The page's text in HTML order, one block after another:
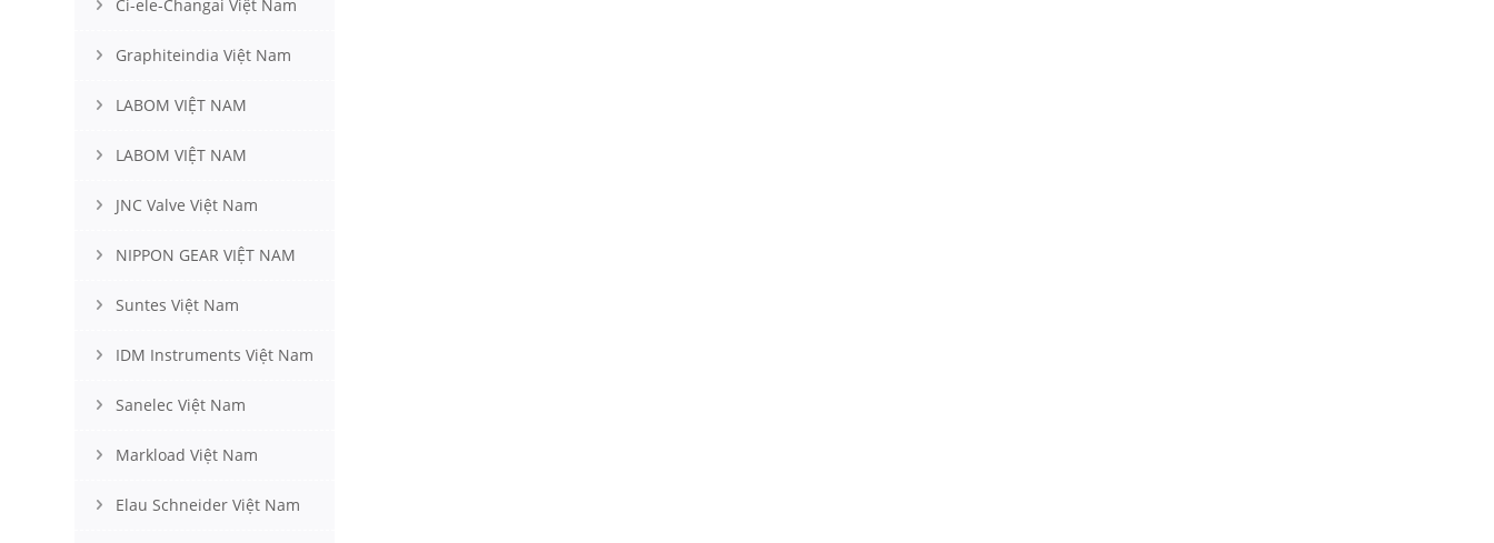
Ci-ele-Changai Việt Nam
Graphiteindia Việt Nam
LABOM VIỆT NAM
LABOM VIỆT NAM
JNC Valve Việt Nam
NIPPON GEAR VIỆT NAM
Suntes Việt Nam
IDM Instruments Việt Nam
Sanelec Việt Nam
Markload Việt Nam
Elau Schneider Việt Nam